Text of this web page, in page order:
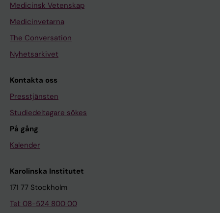
Medicinsk Vetenskap
Medicinvetarna
The Conversation
Nyhetsarkivet
Kontakta oss
Presstjänsten
Studiedeltagare sökes
På gång
Kalender
Karolinska Institutet
171 77 Stockholm
Tel: 08-524 800 00